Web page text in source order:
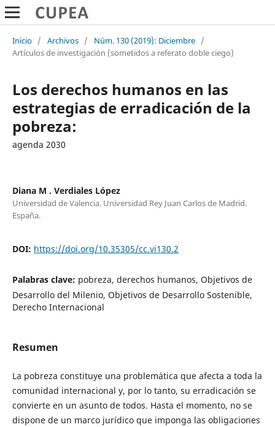
Inicio / Archivos / Núm. 130 (2019): Diciembre /
Artículos de investigación (sometidos a referato doble ciego)
Los derechos humanos en las
estrategias de erradicación de la
pobreza:
agenda 2030
Diana M . Verdiales López
Universidad de Valencia. Universidad Rey Juan Carlos de Madrid.
España.
DOI: https://doi.org/10.35305/cc.vi130.2
Palabras clave: pobreza, derechos humanos, Objetivos de
Desarrollo del Milenio, Objetivos de Desarrollo Sostenible,
Derecho Internacional
Resumen
La pobreza constituye una problemática que afecta a toda la
comunidad internacional y, por lo tanto, su erradicación se
convierte en un asunto de todos. Hasta el momento, no se
dispone de un marco jurídico que imponga las obligaciones